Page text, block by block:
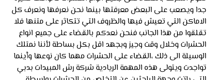
جدا ويصعب على البعض معرفتها بينما نحن نعرفها ونعرف كل
الاماكن التي تعيش فيها والظروف التي تتكاثر على متنها فلا
تقلقوا من هذا الجانب فنحن نعدكم بالقضاء على جميع انواع
الحشرات وخلال وقت وجيز وبجهد اقل بكل بساطة لأننا نمتلك
الوسيلة الى ذلك ،القضاء على الحشرات مهما كان نوعها وأينما
تواجدت ويتولى هذه المهمة الريادية شركة رش المبيدات بدبي